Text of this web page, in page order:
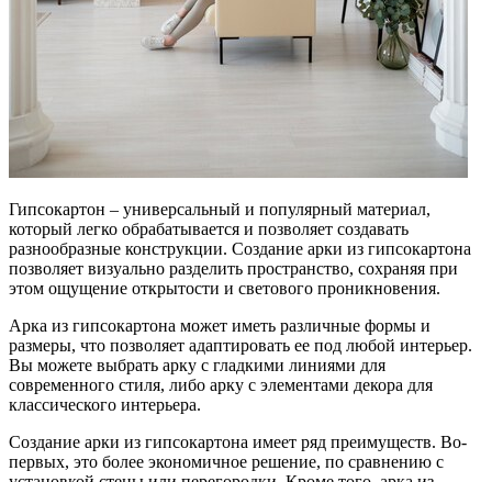
Гипсокартон – универсальный и популярный материал,
который легко обрабатывается и позволяет создавать
разнообразные конструкции. Создание арки из гипсокартона
позволяет визуально разделить пространство, сохраняя при
этом ощущение открытости и светового проникновения.
Арка из гипсокартона может иметь различные формы и
размеры, что позволяет адаптировать ее под любой интерьер.
Вы можете выбрать арку с гладкими линиями для
современного стиля, либо арку с элементами декора для
классического интерьера.
Создание арки из гипсокартона имеет ряд преимуществ. Во-
первых, это более экономичное решение, по сравнению с